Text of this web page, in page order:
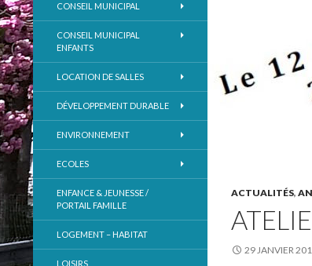
ACTUALITÉS,
29 JANVIER
CONSEIL MUNICIPAL
CONSEIL MUNICIPAL
ENFANTS
LOCATION DE SALLES
DÉVELOPPEMENT DURABLE
ENVIRONNEMENT
ECOLES
ENFANCE & JEUNESSE /
PORTAIL FAMILLE
LOGEMENT – HABITAT
LOISIRS